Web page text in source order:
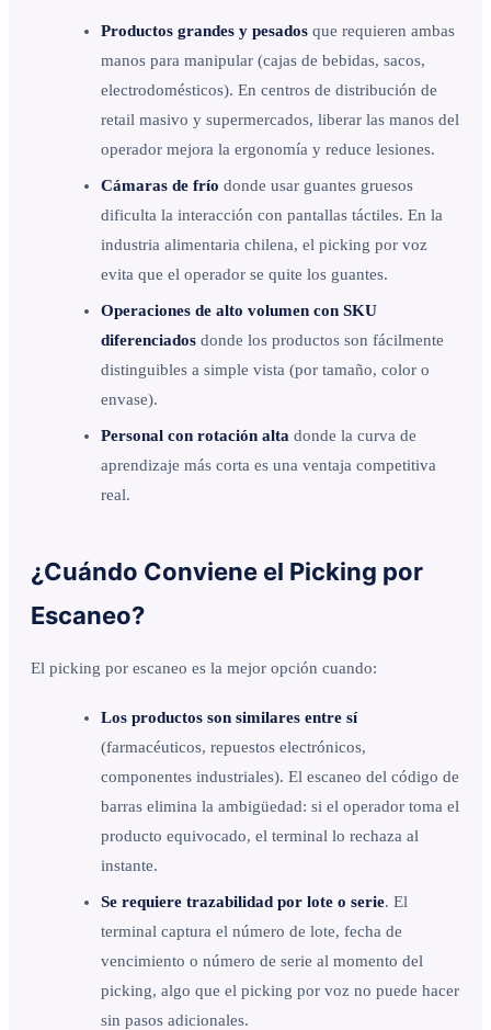
Productos grandes y pesados que requieren ambas
manos para manipular (cajas de bebidas, sacos,
electrodomésticos). En centros de distribución de
retail masivo y supermercados, liberar las manos del
operador mejora la ergonomía y reduce lesiones.
Cámaras de frío donde usar guantes gruesos
dificulta la interacción con pantallas táctiles. En la
industria alimentaria chilena, el picking por voz
evita que el operador se quite los guantes.
Operaciones de alto volumen con SKU
diferenciados donde los productos son fácilmente
distinguibles a simple vista (por tamaño, color o
envase).
Personal con rotación alta donde la curva de
aprendizaje más corta es una ventaja competitiva
real.
¿Cuándo Conviene el Picking por
Escaneo?
El picking por escaneo es la mejor opción cuando:
Los productos son similares entre sí
(farmacéuticos, repuestos electrónicos,
componentes industriales). El escaneo del código de
barras elimina la ambigüedad: si el operador toma el
producto equivocado, el terminal lo rechaza al
instante.
Se requiere trazabilidad por lote o serie. El
terminal captura el número de lote, fecha de
vencimiento o número de serie al momento del
picking, algo que el picking por voz no puede hacer
sin pasos adicionales.